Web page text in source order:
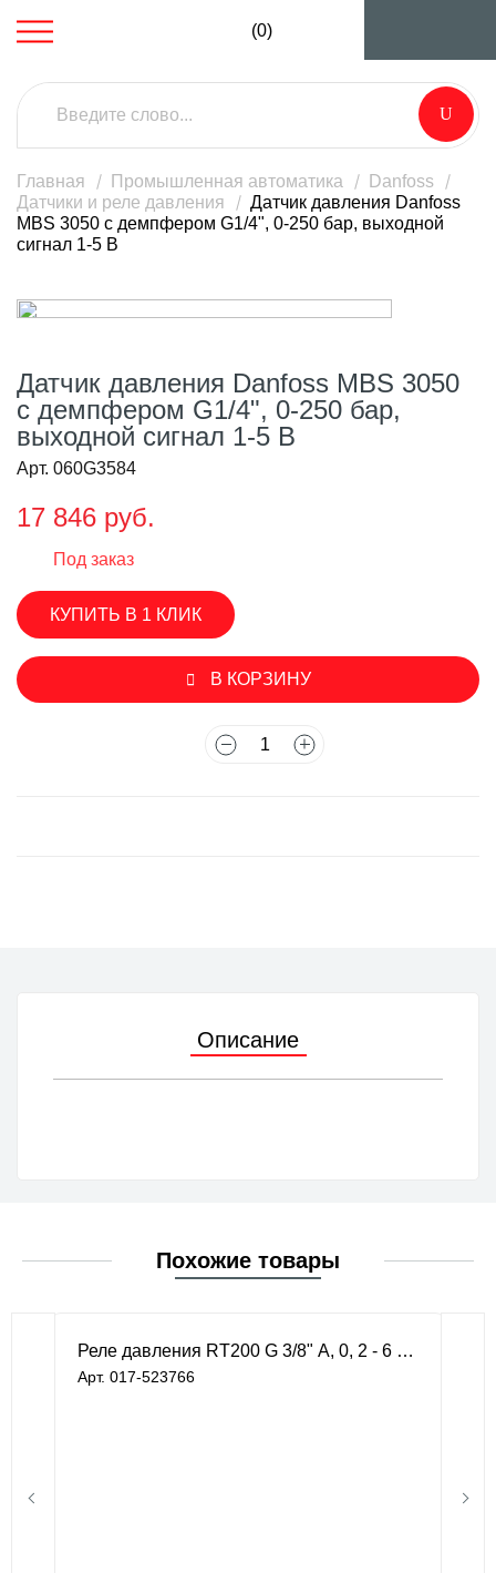
(0)
Главная Промышленная автоматика
Danfoss
Датчики и реле давления
Датчик давления Danfoss
MBS 3050 с демпфером G1/4", 0-250 бар, выходной
сигнал 1-5 В
Датчик давления Danfoss MBS 3050
с демпфером G1/4", 0-250 бар,
выходной сигнал 1-5 В
Арт. 060G3584
17 846 руб.
Под заказ
КУПИТЬ В 1 КЛИК
В КОРЗИНУ
Описание
Похожие товары
Реле давления RT200 G 3/8" А, 0, 2 - 6 бар
Арт. 017-523766